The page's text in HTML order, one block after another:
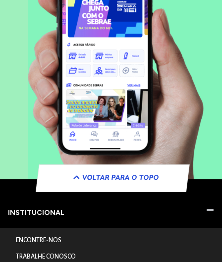
VOLTAR PARA O TOPO
INSTITUCIONAL
ENCONTRE-NOS
TRABALHE CONOSCO